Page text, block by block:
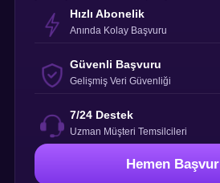
Hızlı Abonelik
Anında Kolay Başvuru
Güvenli Başvuru
Gelişmiş Veri Güvenliği
7/24 Destek
Uzman Müşteri Temsilcileri
Hemen Başvur